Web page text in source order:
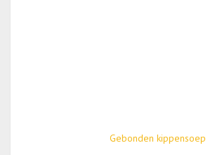
Gebonden kippensoep